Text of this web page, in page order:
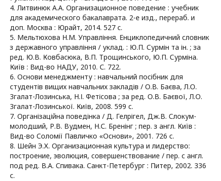
4. Литвинюк А.А. Организационное поведение : учебник
для академического бакалаврата. 2-е изд., перераб. и
доп. Москва : Юрайт, 2014. 527 с.
5. Мельтюхова Н.М. Управління. Енциклопедичний словник
з державного управління / уклад. : Ю.П. Сурмін та ін. ; за
ред. Ю.В. Ковбасюка, В.П. Трощинського, Ю.П. Сурміна.
Київ : Вид-во НАДУ, 2010. С. 722.
6. Основи менеджменту : навчальний посібник для
студентів вищих навчальних закладів / О.В. Баєва, Л.О.
Згалат-Лозинська, Н.І. Фетісова ; за ред. О.В. Баєвої, Л.О.
Згалат-Лозинської. Київ, 2008. 599 с.
7. Організаційна поведінка / Д. Гелрігел, Дж.В. Слокум-
молодший, Р.В. Вудмен, Н.С. Бренінг ; пер. з англ. Київ :
Вид-во Соломії Павличко «Основи», 2001. 726 с.
8. Шейн Э.Х. Организационная культура и лидерство:
построение, эволюция, совершенствование / пер. с англ.
под ред. В.А. Спивака. Санкт-Петербург : Питер, 2002. 336
с.